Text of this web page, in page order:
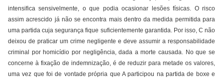
intensifica sensivelmente, o que podia ocasionar lesões físicas. O risco
assim acrescido já não se encontra mais dentro da medida permitida para
uma partida cuja segurança fique suficientemente garantida. Por isso, C não
deixou de praticar um crime negligente e deve assumir a responsabilidade
criminal por homicídio por negligência, dada a morte causada. No que se
concerne à fixação de indemnização, é de reduzir para metade os valores,
uma vez que foi de vontade própria que A participou na partida de boxe e